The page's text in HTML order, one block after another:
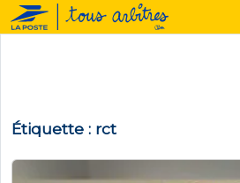
Étiquette : rct